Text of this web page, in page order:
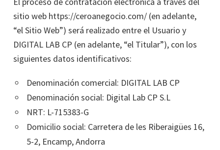
sitio web https://ceroanegocio.com/ (en adelante,
“el Sitio Web”) será realizado entre el Usuario y
DIGITAL LAB CP (en adelante, “el Titular”), con los
siguientes datos identificativos:
Denominación comercial: DIGITAL LAB CP
Denominación social: Digital Lab CP S.L
NRT: L-715383-G
Domicilio social: Carretera de les Riberaigües 16,
5-2, Encamp, Andorra